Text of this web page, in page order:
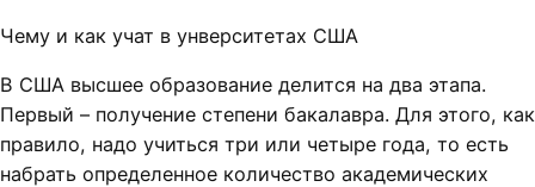
Чему и как учат в унверситетах США
В США высшее образование делится на два этапа.
Первый – получение степени бакалавра. Для этого, как
правило, надо учиться три или четыре года, то есть
набрать определенное количество академических